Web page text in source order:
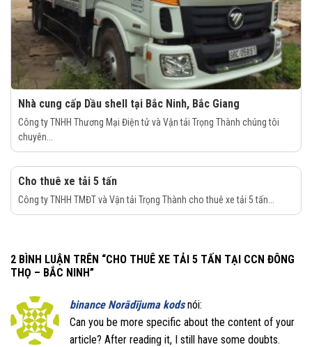
Nhà cung cấp Dầu shell tại Bắc Ninh, Bắc Giang
Công ty TNHH Thương Mại Điện tử và Vận tải Trọng Thành chúng tôi
chuyên...
Cho thuê xe tải 5 tấn
Công ty TNHH TMĐT và Vận tải Trọng Thành cho thuê xe tải 5 tấn...
2 BÌNH LUẬN TRÊN “CHO THUÊ XE TẢI 5 TẤN TẠI CCN ĐÔNG
THỌ – BẮC NINH”
binance Norādījuma kods nói:
Can you be more specific about the content of your
article? After reading it, I still have some doubts.